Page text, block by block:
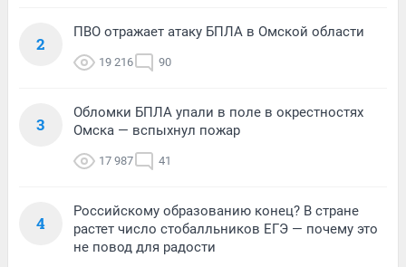
2
ПВО отражает атаку БПЛА в Омской области
19 216 90
3
Обломки БПЛА упали в поле в окрестностях
Омска — вспыхнул пожар
17 987 41
4
Российскому образованию конец? В стране
растет число стобалльников ЕГЭ — почему это
не повод для радости